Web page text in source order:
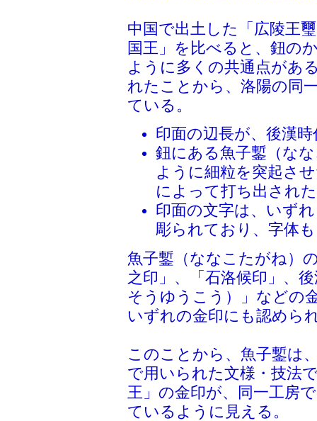
中国で出土した「広陵王
国王」を比べると、鈕の
ように多くの共通点があ
れたことから、洛陽の同
ている。
印面の辺長が、後漢
鈕にある魚子鏨（な
ように細粒を突起さ
によって打ち出され
印面の文字は、いず
彫られており、字体
魚子鏨（ななこたがね）
之印」、「石洛候印」、
そうゆうこう）」などの
いずれの金印にも認めら
このことから、魚子鏨は
で用いられた文様・技法
王」の金印が、同一工房
ているように見える。